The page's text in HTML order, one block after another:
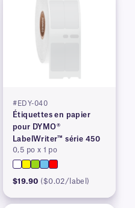
#EDY-040
Étiquettes en papier
pour DYMO®
LabelWriter™ série 450
0,5 po x 1 po
$19.90 ($0.02/label)